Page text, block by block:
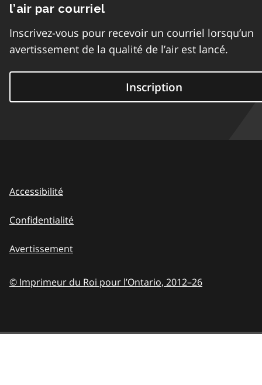
l’air par courriel
Inscrivez-vous pour recevoir un courriel lorsqu’un
avertissement de la qualité de l’air est lancé.
Inscription
Accessibilité
Confidentialité
Avertissement
© Imprimeur du Roi pour l’Ontario, 2012–26